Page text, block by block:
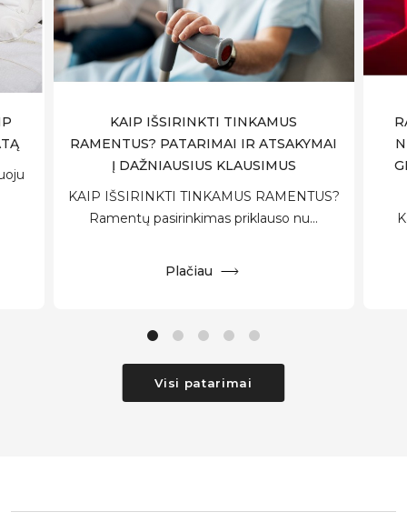
Visi patarimai
KAIP IŠSIRINKTI TINKAMUS
RAMENTUS? PATARIMAI IR ATSAKYMAI
Į DAŽNIAUSIUS KLAUSIMUS
KAIP IŠSIRINKTI TINKAMUS RAMENTUS?
Ramentų pasirinkimas priklauso nu...
Plačiau